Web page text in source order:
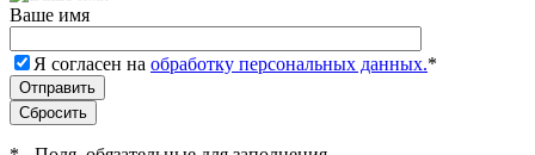
Ваше имя
Я согласен на обработку персональных данных.*